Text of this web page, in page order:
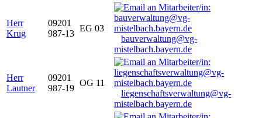
Herr
Krug
09201
987-13
EG 03
bauverwaltung@vg-
mistelbach.bayern.de
Herr
Lautner
09201
987-19
OG 11
liegenschaftsverwaltung@vg-
mistelbach.bayern.de